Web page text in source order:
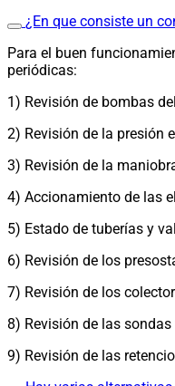
¿En que consiste un
Para el buen
periódicas:
1) Revisión de bombas
2) Revisión de la presión
3) Revisión de la
4) Accionamiento de las
5) Estado de tuberías y
6) Revisión de los
7) Revisión de los
8) Revisión de las
9) Revisión de las